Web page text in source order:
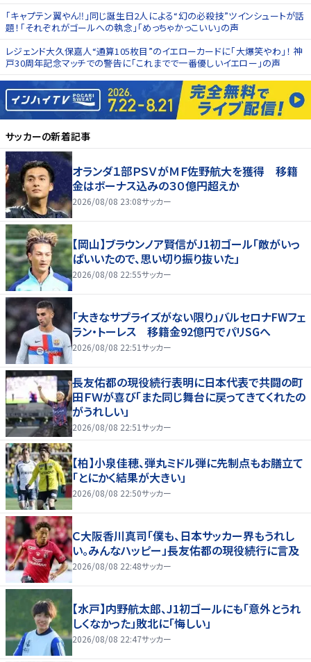
｢キャプテン翼やん‼︎｣同じ誕生日2人による“幻の必殺技”ツインシュートが話
題！｢それぞれがゴールへの執念｣｢めっちゃかっこいい｣の声
レジェンド大久保嘉人“通算105枚目”のイエローカードに｢大爆笑やわ｣！ 神
戸30周年記念マッチでの警告に｢これまでで一番優しいイエロー｣の声
サッカーの新着記事
オランダ１部ＰＳＶがＭＦ佐野航大を獲得 移籍
金はボーナス込みの３０億円超えか
2026/08/08 23:08サッカー
【岡山】ブラウンノア賢信がJ1初ゴール「敵がいっ
ぱいいたので、思い切り振り抜いた」
2026/08/08 22:55サッカー
「大きなサプライズがない限り」バルセロナFWフェ
ラン・トーレス 移籍金92億円でパリSGへ
2026/08/08 22:51サッカー
長友佑都の現役続行表明に日本代表で共闘の町
田ＦＷが喜び「また同じ舞台に戻ってきてくれたの
がうれしい」
2026/08/08 22:51サッカー
【柏】小泉佳穂、弾丸ミドル弾に先制点もお膳立て
「とにかく結果が大きい」
2026/08/08 22:50サッカー
Ｃ大阪香川真司「僕も、日本サッカー界もうれし
い。みんなハッピー」長友佑都の現役続行に言及
2026/08/08 22:48サッカー
【水戸】内野航太郎、J1初ゴールにも「意外とうれ
しくなかった」敗北に「悔しい」
2026/08/08 22:47サッカー